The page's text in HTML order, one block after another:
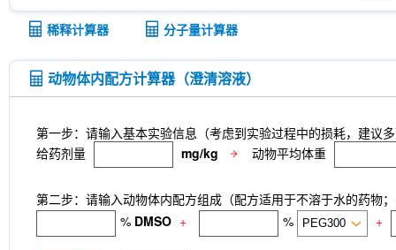
independent) Antibody (Rabbit mAb) [E19P8]
(Rabbit mAb) [H11C11]
Antibody (Mouse mAb) [G15H8]
8C5]
APC-cy7 Human IgD Antibody [IA6-2]
稀释计算器 分子量计算器
动物体内配方计算器（澄清溶液）
第一步：请输入基本实验信息（考虑到实验过程中的损耗，建议
给药剂量
mg/kg 动物平均体重
第二步：请输入动物体内配方组成（配方适用于不溶于水的药物
% DMSO + % +